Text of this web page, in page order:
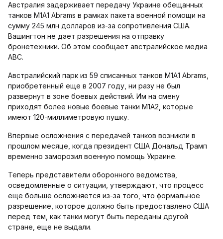
Австралия задерживает передачу Украине обещанных
танков M1A1 Abrams в рамках пакета военной помощи на
сумму 245 млн долларов из-за сопротивления США.
Вашингтон не дает разрешения на отправку
бронетехники. Об этом сообщает австралийское медиа
ABC.
Австралийский парк из 59 списанных танков M1A1 Abrams,
приобретенный еще в 2007 году, ни разу не был
развернут в зоне боевых действий. Им на смену
приходят более новые боевые танки M1A2, которые
имеют 120-миллиметровую пушку.
Впервые осложнения с передачей танков возникли в
прошлом месяце, когда президент США Дональд Трамп
временно заморозил военную помощь Украине.
Теперь представители оборонного ведомства,
осведомленные о ситуации, утверждают, что процесс
еще больше осложняется из-за того, что формальное
разрешение, которое должно быть предоставлено США
перед тем, как танки могут быть переданы другой
стране, еще не выдали.